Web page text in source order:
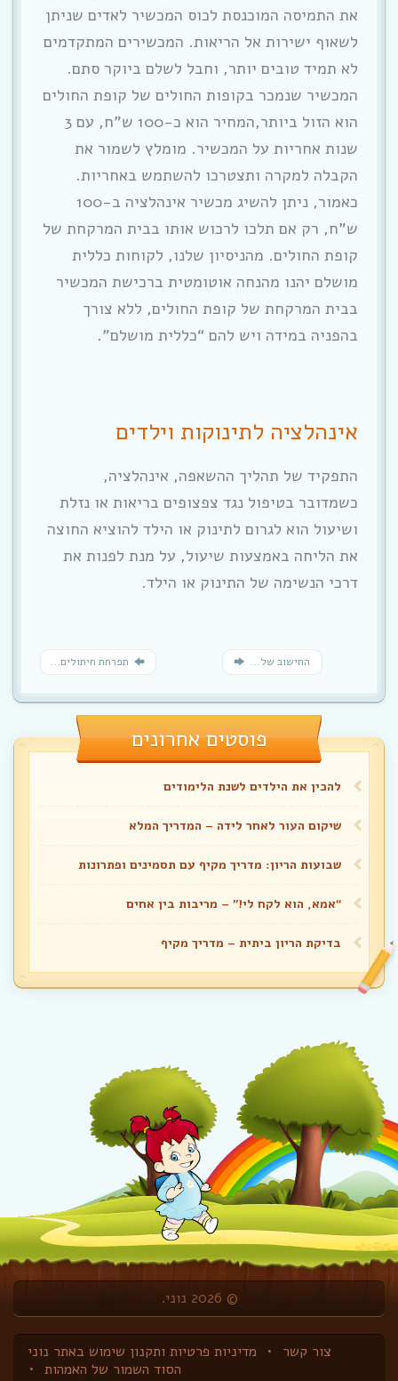
את התמיסה המוכנסת לכוס המכשיר לאדים שניתן
לשאוף ישירות אל הריאות. המכשירים המתקדמים
לא תמיד טובים יותר, וחבל לשלם ביוקר סתם.
המכשיר שנמכר בקופות החולים של קופת החולים
הוא הזול ביותר,המחיר הוא כ-100 ש”ח, עם 3
שנות אחריות על המכשיר. מומלץ לשמור את
הקבלה למקרה ותצטרכו להשתמש באחריות.
כאמור, ניתן להשיג מכשיר אינהלציה ב-100
ש”ח, רק אם תלכו לרכוש אותו בבית המרקחת של
קופת החולים. מהניסיון שלנו, לקוחות כללית
מושלם יהנו מהנחה אוטומטית ברכישת המכשיר
בבית המרקחת של קופת החולים, ללא צורך
בהפניה במידה ויש להם “כללית מושלם”.
אינהלציה לתינוקות וילדים
התפקיד של תהליך ההשאפה, אינהלציה,
כשמדובר בטיפול נגד צפצופים בריאות או נזלת
ושיעול הוא לגרום לתינוק או הילד להוציא החוצה
את הליחה באמצעות שיעול, על מנת לפנות את
דרכי הנשימה של התינוק או הילד.
תפרחת חיתולים... החישוב של...
פוסטים אחרונים
להכין את הילדים לשנת הלימודים
שיקום העור לאחר לידה – המדריך המלא
שבועות הריון: מדריך מקיף עם תסמינים ופתרונות
“אמא, הוא לקח לי!” – מריבות בין אחים
בדיקת הריון ביתית – מדריך מקיף
© 2026 נוני.
מדיניות פרטיות ותקנון שימוש באתר נוני
צור קשר
הסוד השמור של האמהות